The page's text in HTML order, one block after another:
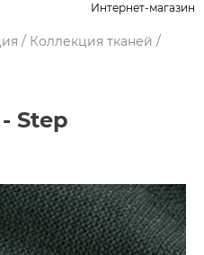
Интернет-магазин
/ Коллекция тканей /